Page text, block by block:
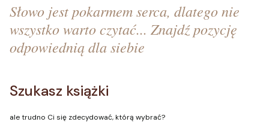
Słowo jest pokarmem serca, dlatego nie
wszystko warto czytać... Znajdź pozycję
odpowiednią dla siebie
Szukasz książki
ale trudno Ci się zdecydować, którą wybrać?